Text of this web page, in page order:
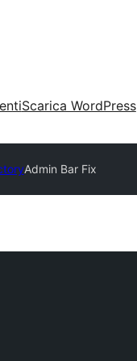
Scarica WordPress
Admin Bar Fix